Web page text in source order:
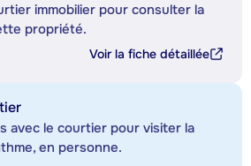
immobilier pour consulter la
propriété.
Voir la fiche détaillée
avec le courtier pour visiter la
en personne.